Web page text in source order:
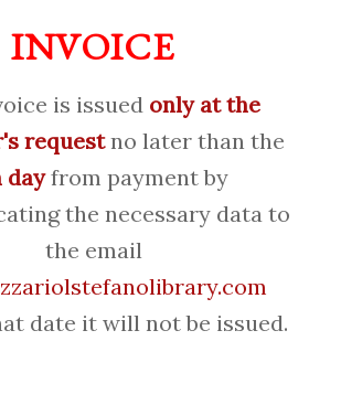
INVOICE
is issued only at the
requestno later than the
dayfrom payment by
the necessary data to
the email
date it will not be issued.